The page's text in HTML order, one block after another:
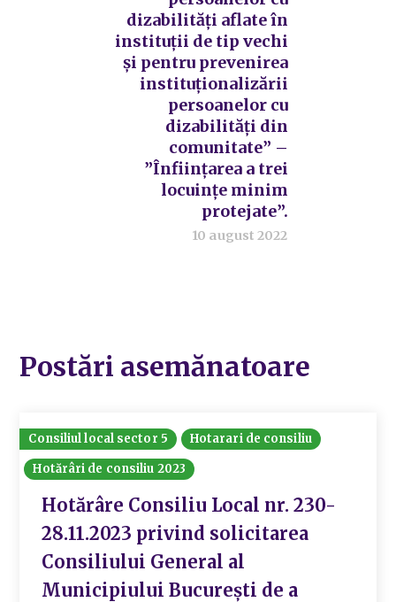
dizabilități aflate în
instituții de tip vechi
și pentru prevenirea
instituționalizării
persoanelor cu
dizabilități din
comunitate” –
”Înființarea a trei
locuințe minim
protejate”.
10 august 2022
Postări asemănatoare
Consiliul local sector 5
Hotarari de consiliu
Hotărâri de consiliu 2023
Hotărâre Consiliu Local nr. 230-
28.11.2023 privind solicitarea
Consiliului General al
Municipiului București de a